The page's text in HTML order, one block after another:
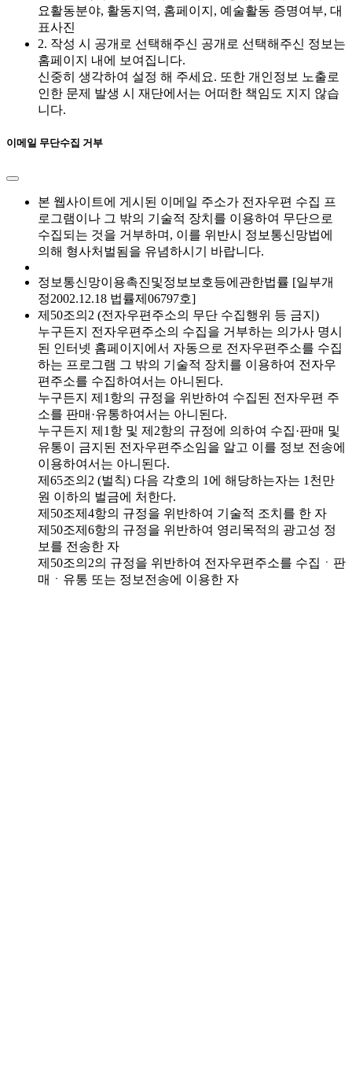
요활동분야, 활동지역, 홈페이지, 예술활동 증명여부, 대
표사진
2. 작성 시 공개로 선택해주신 공개로 선택해주신 정보는
홈페이지 내에 보여집니다.
신중히 생각하여 설정 해 주세요. 또한 개인정보 노출로
인한 문제 발생 시 재단에서는 어떠한 책임도 지지 않습
니다.
이메일 무단수집 거부
본 웹사이트에 게시된 이메일 주소가 전자우편 수집 프
로그램이나 그 밖의 기술적 장치를 이용하여 무단으로
수집되는 것을 거부하며, 이를 위반시 정보통신망법에
의해 형사처벌됨을 유념하시기 바랍니다.
정보통신망이용촉진및정보보호등에관한법률 [일부개
정2002.12.18 법률제06797호]
제50조의2 (전자우편주소의 무단 수집행위 등 금지)
누구든지 전자우편주소의 수집을 거부하는 의가사 명시
된 인터넷 홈페이지에서 자동으로 전자우편주소를 수집
하는 프로그램 그 밖의 기술적 장치를 이용하여 전자우
편주소를 수집하여서는 아니된다.
누구든지 제1항의 규정을 위반하여 수집된 전자우편 주
소를 판매·유통하여서는 아니된다.
누구든지 제1항 및 제2항의 규정에 의하여 수집·판매 및
유통이 금지된 전자우편주소임을 알고 이를 정보 전송에
이용하여서는 아니된다.
제65조의2 (벌칙) 다음 각호의 1에 해당하는자는 1천만
원 이하의 벌금에 처한다.
제50조제4항의 규정을 위반하여 기술적 조치를 한 자
제50조제6항의 규정을 위반하여 영리목적의 광고성 정
보를 전송한 자
제50조의2의 규정을 위반하여 전자우편주소를 수집ㆍ판
매ㆍ유통 또는 정보전송에 이용한 자